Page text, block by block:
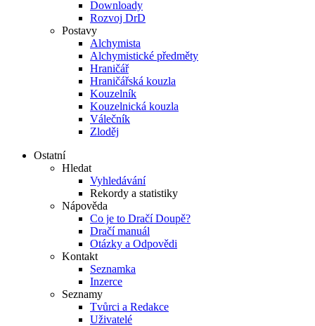
Downloady
Rozvoj DrD
Postavy
Alchymista
Alchymistické předměty
Hraničář
Hraničářská kouzla
Kouzelník
Kouzelnická kouzla
Válečník
Zloděj
Ostatní
Hledat
Vyhledávání
Rekordy a statistiky
Nápověda
Co je to Dračí Doupě?
Dračí manuál
Otázky a Odpovědi
Kontakt
Seznamka
Inzerce
Seznamy
Tvůrci a Redakce
Uživatelé